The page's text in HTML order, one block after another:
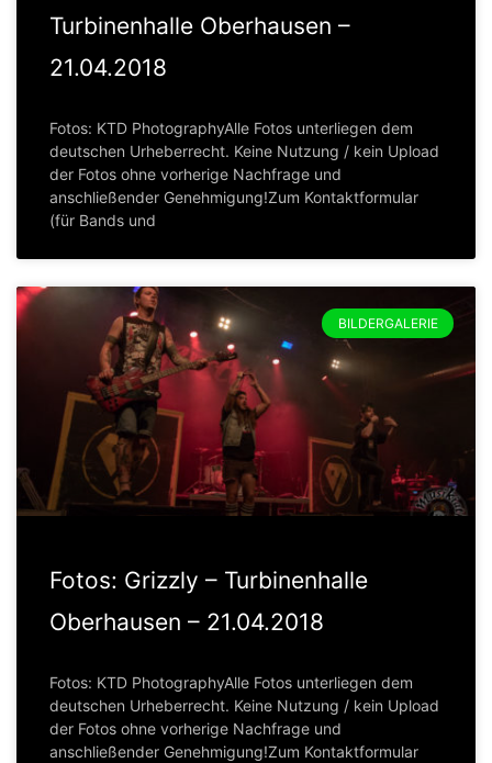
Turbinenhalle Oberhausen –
21.04.2018
Fotos: KTD PhotographyAlle Fotos unterliegen dem
deutschen Urheberrecht. Keine Nutzung / kein Upload
der Fotos ohne vorherige Nachfrage und
anschließender Genehmigung!Zum Kontaktformular
(für Bands und
BILDERGALERIE
Fotos: Grizzly – Turbinenhalle
Oberhausen – 21.04.2018
Fotos: KTD PhotographyAlle Fotos unterliegen dem
deutschen Urheberrecht. Keine Nutzung / kein Upload
der Fotos ohne vorherige Nachfrage und
anschließender Genehmigung!Zum Kontaktformular